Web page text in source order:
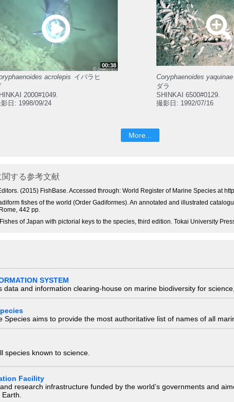
00:38
acrolepis イバラヒ
2000#1049.
日: 1998/09/24
Coryphaenoides yaquinae
ダラ
SHINKAI 6500#0129.
撮影日: 1992/07/16
More...
関する参考文献
(2015) FishBase. Accessed through: World Register of Marine Species at
fishes of the world (Order Gadiformes). An annotated and illustrated
442 pp.
of Japan with pictorial keys to the species, third edition. Tokai University
SYSTEM
data and information clearing-house on marine biodiversity for
Species aims to provide the most authoritative list of names of all
species known to science.
Facility
research infrastructure funded by the world’s governments and